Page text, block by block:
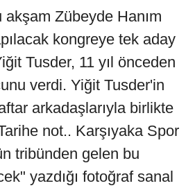
akşam Zübeyde Hanım
kongreye tek aday
Tusder, 11 yıl önceden
verdi. Yiğit Tusder'in
arkadaşlarıyla birlikte
not.. Karşıyaka Spor
tribünden gelen bu
yazdığı fotoğraf sanal